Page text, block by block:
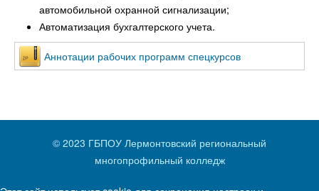
автомобильной охранной сигнализации;
Автоматизация бухгалтерского учета.
Аннотации рабочих программ спецкурсов
© 2023 ГБПОУ Лермонтовский региональный
многопрофильный колледж